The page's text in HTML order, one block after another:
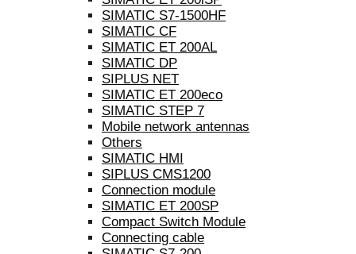
SIMATIC S7-1500HF
SIMATIC CF
SIMATIC ET 200AL
SIMATIC DP
SIPLUS NET
SIMATIC ET 200eco
SIMATIC STEP 7
Mobile network antennas
Others
SIMATIC HMI
SIPLUS CMS1200
Connection module
SIMATIC ET 200SP
Compact Switch Module
Connecting cable